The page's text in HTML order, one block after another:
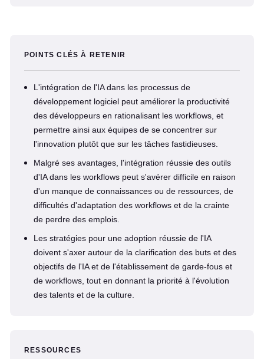
POINTS CLÉS À RETENIR
L'intégration de l'IA dans les processus de
développement logiciel peut améliorer la productivité
des développeurs en rationalisant les workflows, et
permettre ainsi aux équipes de se concentrer sur
l'innovation plutôt que sur les tâches fastidieuses.
Malgré ses avantages, l'intégration réussie des outils
d'IA dans les workflows peut s'avérer difficile en raison
d'un manque de connaissances ou de ressources, de
difficultés d'adaptation des workflows et de la crainte
de perdre des emplois.
Les stratégies pour une adoption réussie de l'IA
doivent s'axer autour de la clarification des buts et des
objectifs de l'IA et de l'établissement de garde-fous et
de workflows, tout en donnant la priorité à l'évolution
des talents et de la culture.
RESSOURCES